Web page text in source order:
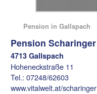
Pension in Gallspach
Pension Scharinger
4713 Gallspach
Hoheneckstraße 11
Tel.: 07248/62603
www.vitalwelt.at/scharinger